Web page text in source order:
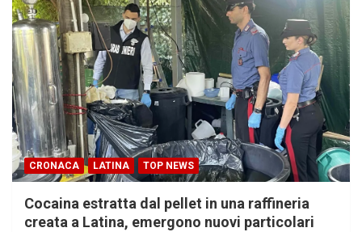
CRONACA LATINA TOP NEWS
Cocaina estratta dal pellet in una raffineria
creata a Latina, emergono nuovi particolari